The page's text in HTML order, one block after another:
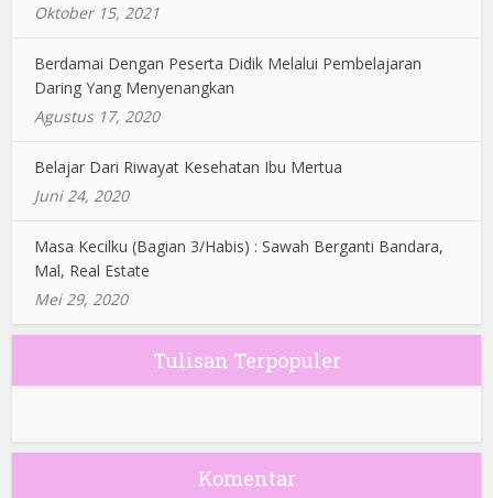
Oktober 15, 2021
Berdamai Dengan Peserta Didik Melalui Pembelajaran
Daring Yang Menyenangkan
Agustus 17, 2020
Belajar Dari Riwayat Kesehatan Ibu Mertua
Juni 24, 2020
Masa Kecilku (Bagian 3/Habis) : Sawah Berganti Bandara,
Mal, Real Estate
Mei 29, 2020
Tulisan Terpopuler
Komentar